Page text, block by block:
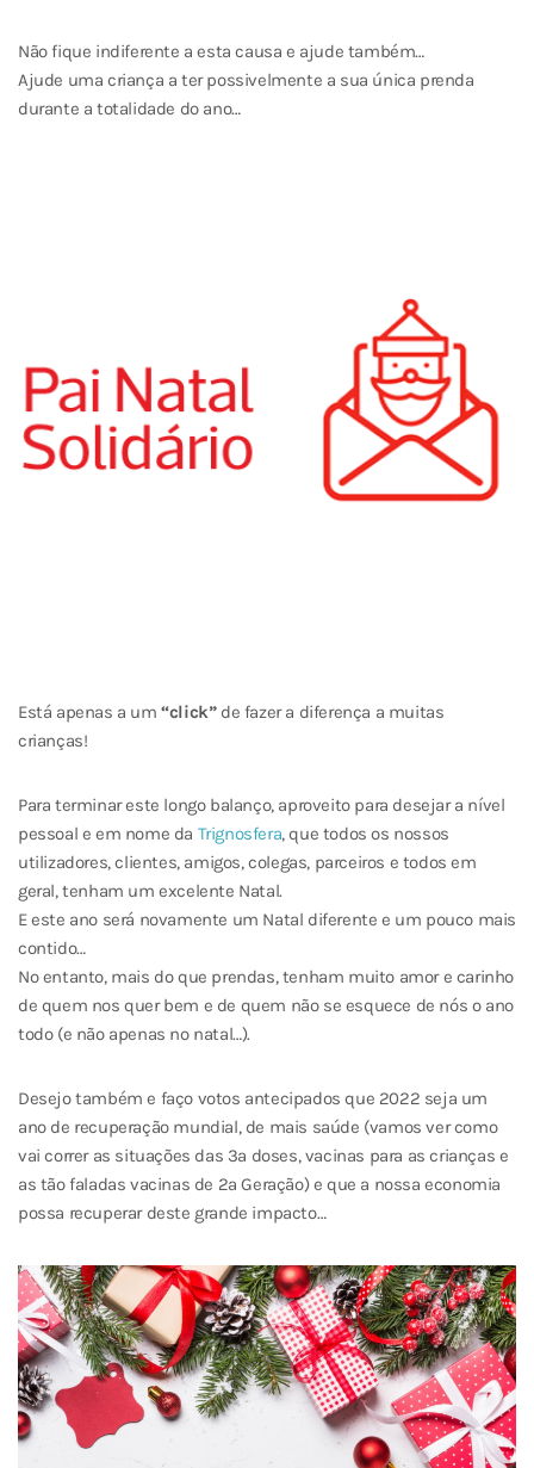
Não fique indiferente a esta causa e ajude também…
Ajude uma criança a ter possivelmente a sua única prenda
durante a totalidade do ano…
Está apenas a um“click”de fazer a diferença a muitas
crianças!
Para terminar este longo balanço, aproveito para desejar a nível
pessoal e em nome da Trignosfera, que todos os nossos
utilizadores, clientes, amigos, colegas, parceiros e todos em
geral, tenham um excelente Natal.
E este ano será novamente um Natal diferente e um pouco mais
contido…
No entanto, mais do que prendas, tenham muito amor e carinho
de quem nos quer bem e de quem não se esquece de nós o ano
todo (e não apenas no natal…).
Desejo também e faço votos antecipados que 2022 seja um
ano de recuperação mundial, de mais saúde (vamos ver como
vai correr as situações das 3ª doses, vacinas para as crianças e
as tão faladas vacinas de 2ª Geração) e que a nossa economia
possa recuperar deste grande impacto…